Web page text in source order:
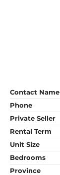
Contact Name
Phone
Private Seller
Rental Term
Unit Size
Bedrooms
Province